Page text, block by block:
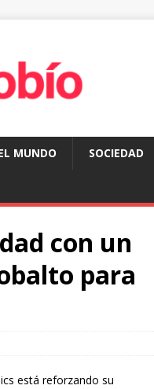
MUNDO SOCIEDAD
con un
para
está reforzando su